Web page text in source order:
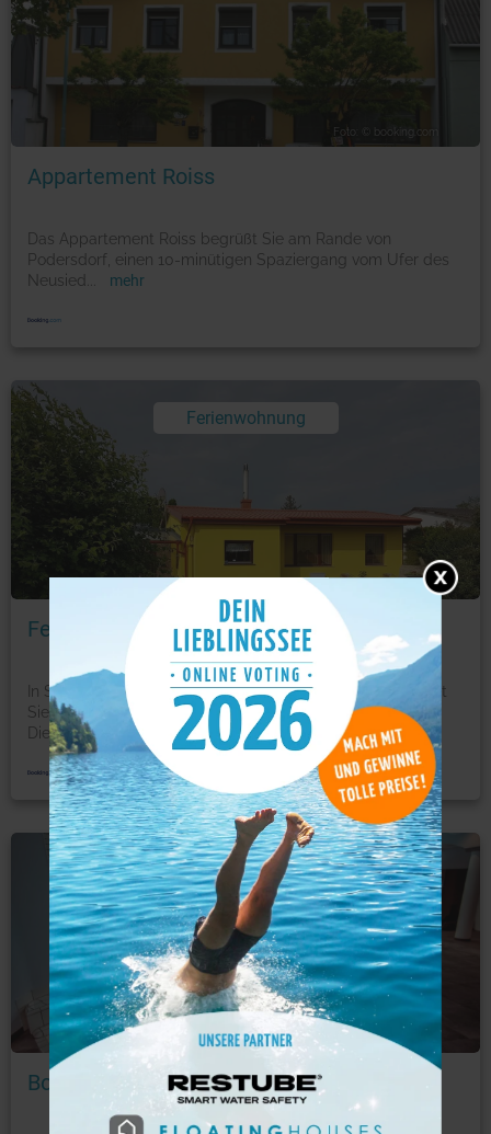
Foto: © booking.com
Appartement Roiss
Das Appartement Roiss begrüßt Sie am Rande von
Podersdorf, einen 10-minütigen Spaziergang vom Ufer des
Neusied
mehr
Ferienwohnung
Foto: © booking.com
Ferienhaus Sonnenweg
In St. Andrä am Zicksee in der Region Burgenland erwartet
Sie das Ferienhaus Sonnenweg mit einer Terrasse.
Die... mehr
Ferienwohnung
Foto: © booking.com
Boutique Appartement # 26